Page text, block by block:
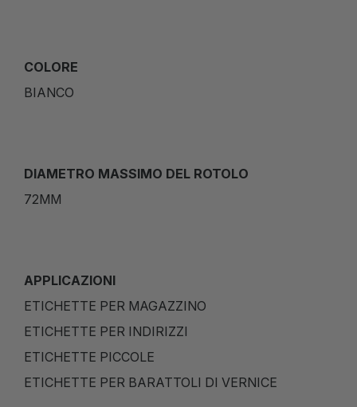
COLORE
BIANCO
DIAMETRO MASSIMO DEL ROTOLO
72MM
APPLICAZIONI
ETICHETTE PER MAGAZZINO
ETICHETTE PER INDIRIZZI
ETICHETTE PICCOLE
ETICHETTE PER BARATTOLI DI VERNICE